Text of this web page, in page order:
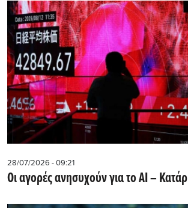
28/07/2026 - 09:21
Οι αγορές ανησυχούν για το AI –